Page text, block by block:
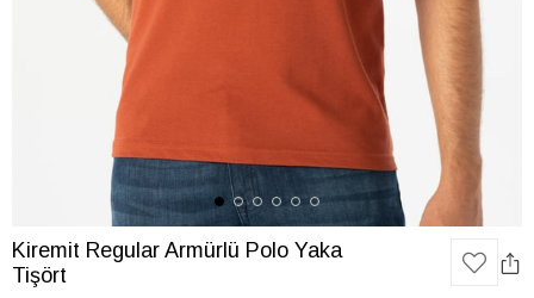
Kiremit Regular Armürlü Polo Yaka
Tişört